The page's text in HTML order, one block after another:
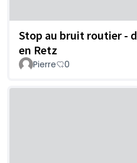
Stop au bruit routier -
en Retz
Pierre 0